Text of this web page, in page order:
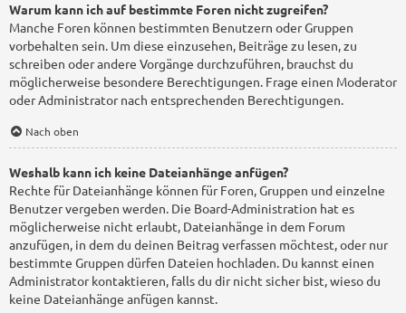
Warum kann ich auf bestimmte Foren nicht zugreifen?
Manche Foren können bestimmten Benutzern oder Gruppen
vorbehalten sein. Um diese einzusehen, Beiträge zu lesen, zu
schreiben oder andere Vorgänge durchzuführen, brauchst du
möglicherweise besondere Berechtigungen. Frage einen Moderator
oder Administrator nach entsprechenden Berechtigungen.
Nach oben
Weshalb kann ich keine Dateianhänge anfügen?
Rechte für Dateianhänge können für Foren, Gruppen und einzelne
Benutzer vergeben werden. Die Board-Administration hat es
möglicherweise nicht erlaubt, Dateianhänge in dem Forum
anzufügen, in dem du deinen Beitrag verfassen möchtest, oder nur
bestimmte Gruppen dürfen Dateien hochladen. Du kannst einen
Administrator kontaktieren, falls du dir nicht sicher bist, wieso du
keine Dateianhänge anfügen kannst.